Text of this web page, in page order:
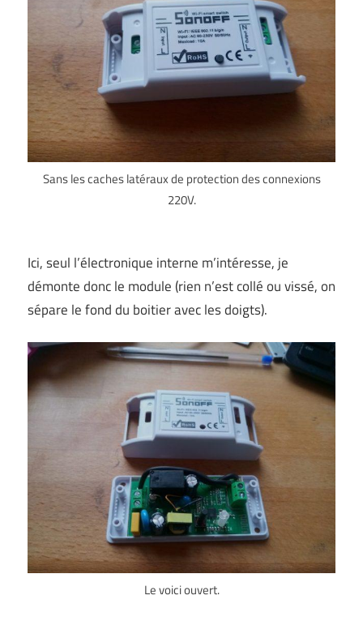
Sans les caches latéraux de protection des connexions
220V.
Ici, seul l’électronique interne m’intéresse, je
démonte donc le module (rien n’est collé ou vissé, on
sépare le fond du boitier avec les doigts).
Le voici ouvert.